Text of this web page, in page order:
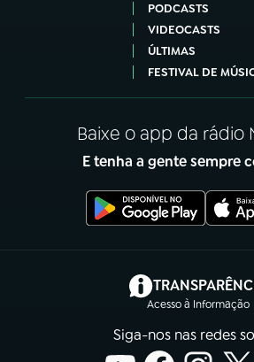
PODCASTS
VIDEOCASTS
ÚLTIMAS
FESTIVAL DE
Baixe o app da rádio
E tenha a gente sempre
Acesso à Informação
(abre
Siga-nos nas redes